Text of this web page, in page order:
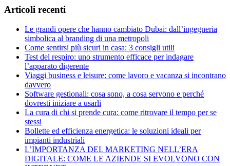
Articoli recenti
Le grandi opere che hanno cambiato Dubai: dall’ingegneria
simbolica al branding di una metropoli
Come sentirsi più sicuri in casa: 3 consigli utili
Test del respiro: uno strumento efficace per indagare
l’apparato digerente
Viaggi business e leisure: come lavoro e vacanza si incontrano
davvero
Software gestionali: cosa sono, a cosa servono e perché
dovresti iniziare a usarli
La cura di chi si prende cura: come ritrovare il tempo per se
stessi
Bollette ed efficienza energetica: le soluzioni ideali per
impianti industriali
L’IMPORTANZA DEL MARKETING NELL’ERA
DIGITALE: COME LE AZIENDE SI EVOLVONO CON